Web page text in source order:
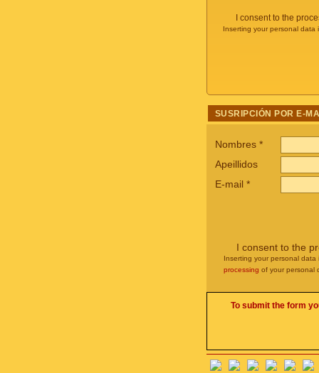
I consent to the
Inserting your personal
SUSRIPCIÓN POR E-
Nombres *
Apeillidos
E-mail *
I consent to the
Inserting your personal
processing of your personal
To submit the form